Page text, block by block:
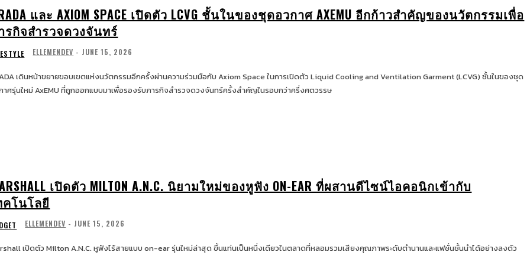
และ AXIOM SPACE เปิดตัว LCVG ชั้นในของชุดอวกาศ AXEMU อีกก้าวสำคัญของนวัตกรรมเพื่อ
รกิจสำรวจดวงจันทร์
ELLEMENDEV - JUNE 15, 2026
เดินหน้าขยายขอบเขตแห่งนวัตกรรมอีกครั้งผ่านความร่วมมือกับ Axiom Space ในการเปิดตัว Liquid Cooling and Ventilation Garment (LCVG) ชั้นในของชุด
าศรุ่นใหม่ AxEMU ที่ถูกออกแบบมาเพื่อรองรับภารกิจสำรวจดวงจันทร์ครั้งสำคัญในรอบกว่าครึ่งศตวรรษ
เปิดตัว MILTON A.N.C. นิยามใหม่ของหูฟัง ON-EAR ที่ผสานดีไซน์ไอคอนิกเข้ากับ
คโนโลยี
ELLEMENDEV - JUNE 15, 2026
เปิดตัว Milton A.N.C. หูฟังไร้สายแบบ on-ear รุ่นใหม่ล่าสุด ขึ้นแท่นเป็นหนึ่งเดียวในตลาดที่หลอมรวมเสียงคุณภาพระดับตำนานและแฟชั่นชั้นนำได้อย่างลงตัว